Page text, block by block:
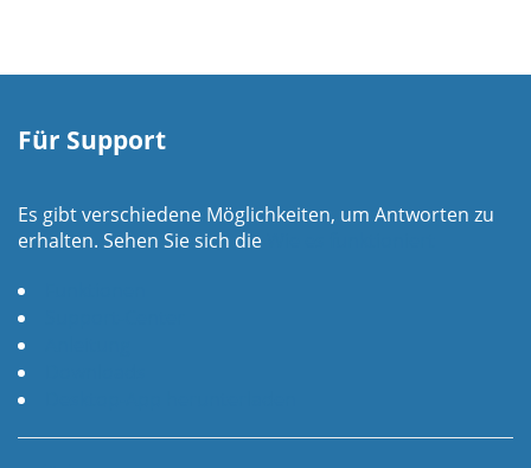
Für Support
Es gibt verschiedene Möglichkeiten, um Antworten zu
erhalten. Sehen Sie sich die